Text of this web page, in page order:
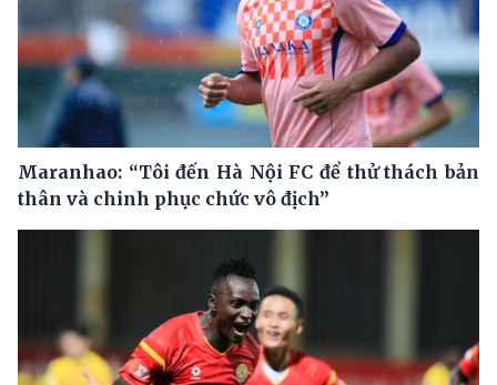
Maranhao: “Tôi đến Hà Nội FC để thử thách bản
thân và chinh phục chức vô địch”